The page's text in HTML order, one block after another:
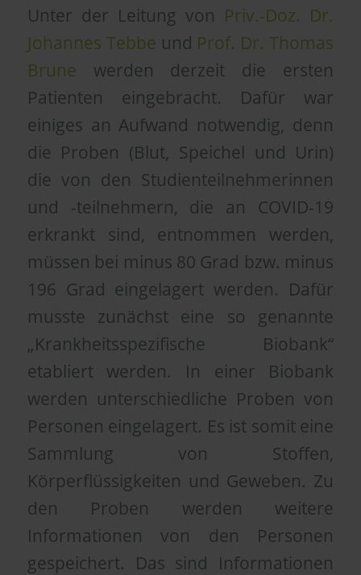
Unter der Leitung von Priv.-Doz. Dr.
Johannes Tebbe und Prof. Dr. Thomas
Brune werden derzeit die ersten
Patienten eingebracht. Dafür war
einiges an Aufwand notwendig, denn
die Proben (Blut, Speichel und Urin)
die von den Studienteilnehmerinnen
und -teilnehmern, die an COVID-19
erkrankt sind, entnommen werden,
müssen bei minus 80 Grad bzw. minus
196 Grad eingelagert werden. Dafür
musste zunächst eine so genannte
„Krankheitsspezifische Biobank“
etabliert werden. In einer Biobank
werden unterschiedliche Proben von
Personen eingelagert. Es ist somit eine
Sammlung von Stoffen,
Körperflüssigkeiten und Geweben. Zu
den Proben werden weitere
Informationen von den Personen
gespeichert. Das sind Informationen